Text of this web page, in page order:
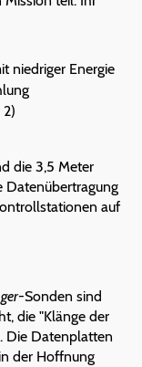
niedriger Energie
die 3,5 Meter
Datenübertragung
auf
-Sonden sind
die "Klänge der
Die Datenplatten
der Hoffnung